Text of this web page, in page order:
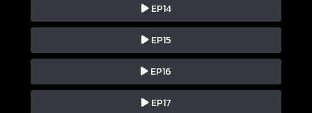
EP14
EP15
EP16
EP17